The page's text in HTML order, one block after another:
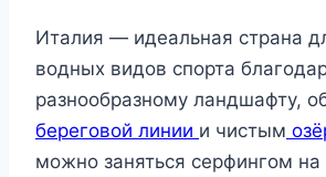
Италия — идеальная страна
водных видов спорта
разнообразному ландшафту,
береговой линии и чистым
можно заняться серфингом на